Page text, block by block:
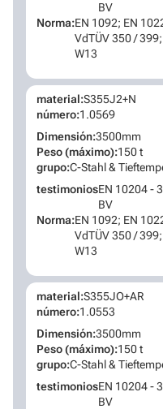
BV
Norma:EN 1092; EN
VdTÜV 350 /
W13
material:S355J2+N
número:1.0569
Dimensión:3500mm
Peso (máximo):150 t
grupo:C-Stahl &
testimoniosEN 10204 -
BV
Norma:EN 1092; EN
VdTÜV 350 /
W13
material:S355JO+AR
número:1.0553
Dimensión:3500mm
Peso (máximo):150 t
grupo:C-Stahl &
testimoniosEN 10204 -
BV